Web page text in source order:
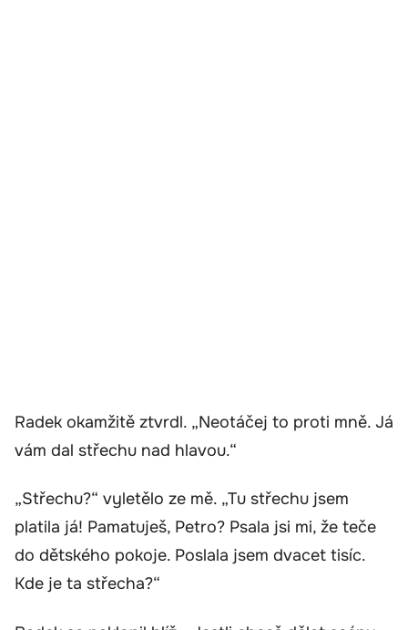
Radek okamžitě ztvrdl. „Neotáčej to proti mně. Já
vám dal střechu nad hlavou.“
„Střechu?“ vyletělo ze mě. „Tu střechu jsem
platila já! Pamatuješ, Petro? Psala jsi mi, že teče
do dětského pokoje. Poslala jsem dvacet tisíc.
Kde je ta střecha?“